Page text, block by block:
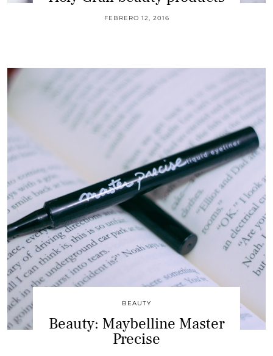
FEBRERO 12, 2016
BEAUTY
Beauty: Maybelline Master
Precise